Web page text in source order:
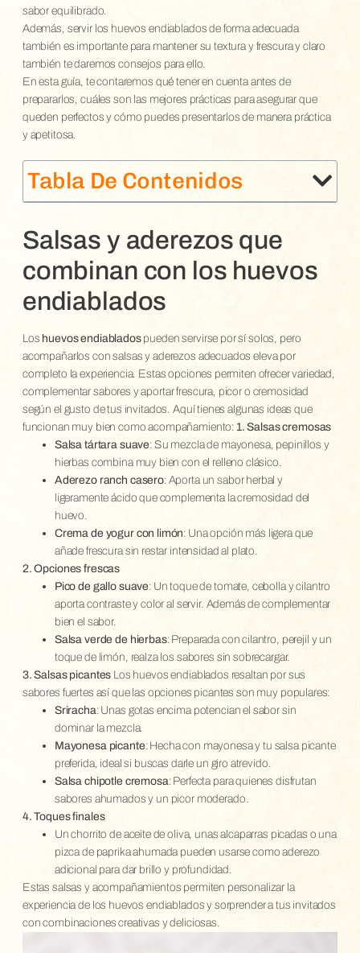
sabor equilibrado.
Además, servir los huevos endiablados de forma adecuada
también es importante para mantener su textura y frescura y claro
también te daremos consejos para ello.
En esta guía, te contaremos qué tener en cuenta antes de
prepararlos, cuáles son las mejores prácticas para asegurar que
queden perfectos y cómo puedes presentarlos de manera práctica
y apetitosa.
Tabla De Contenidos
Salsas y aderezos que
combinan con los huevos
endiablados
Los huevos endiabladospueden servirse por sí solos, pero
acompañarlos con salsas y aderezos adecuados eleva por
completo la experiencia. Estas opciones permiten ofrecer variedad,
complementar sabores y aportar frescura, picor o cremosidad
según el gusto de tus invitados. Aquí tienes algunas ideas que
funcionan muy bien como acompañamiento: 1. Salsas cremosas
Salsa tártara suave: Su mezcla de mayonesa, pepinillos y
hierbas combina muy bien con el relleno clásico.
Aderezo ranch casero: Aporta un sabor herbal y
ligeramente ácido que complementa la cremosidad del
huevo.
Crema de yogur con limón: Una opción más ligera que
añade frescura sin restar intensidad al plato.
2. Opciones frescas
Pico de gallo suave: Un toque de tomate, cebolla y cilantro
aporta contraste y color al servir. Además de complementar
bien el sabor.
Salsa verde de hierbas: Preparada con cilantro, perejil y un
toque de limón, realza los sabores sin sobrecargar.
3. Salsas picantes Los huevos endiablados resaltan por sus
sabores fuertes así que las opciones picantes son muy populares:
Sriracha: Unas gotas encima potencian el sabor sin
dominar la mezcla.
Mayonesa picante: Hecha con mayonesa y tu salsa picante
preferida, ideal si buscas darle un giro atrevido.
Salsa chipotle cremosa: Perfecta para quienes disfrutan
sabores ahumados y un picor moderado.
4. Toques finales
Un chorrito de aceite de oliva, unas alcaparras picadas o una
pizca de paprika ahumada pueden usarse como aderezo
adicional para dar brillo y profundidad.
Estas salsas y acompañamientos permiten personalizar la
experiencia de los huevos endiablados y sorprender a tus invitados
con combinaciones creativas y deliciosas.